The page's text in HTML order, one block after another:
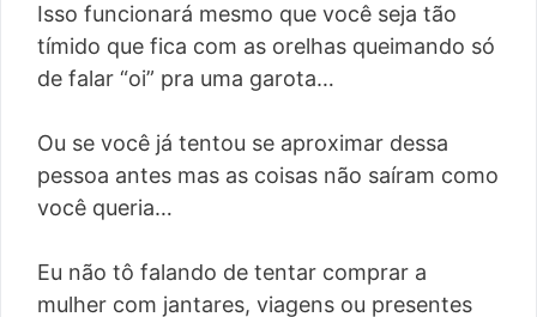
Isso funcionará mesmo que você seja tão
tímido que fica com as orelhas queimando só
de falar “oi” pra uma garota…
Ou se você já tentou se aproximar dessa
pessoa antes mas as coisas não saíram como
você queria…
Eu não tô falando de tentar comprar a
mulher com jantares, viagens ou presentes